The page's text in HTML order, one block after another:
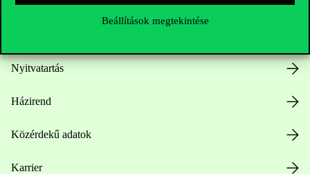
Beállítások megtekintése
Hasznos linkek
Nyitvatartás
Házirend
Közérdekű adatok
Karrier